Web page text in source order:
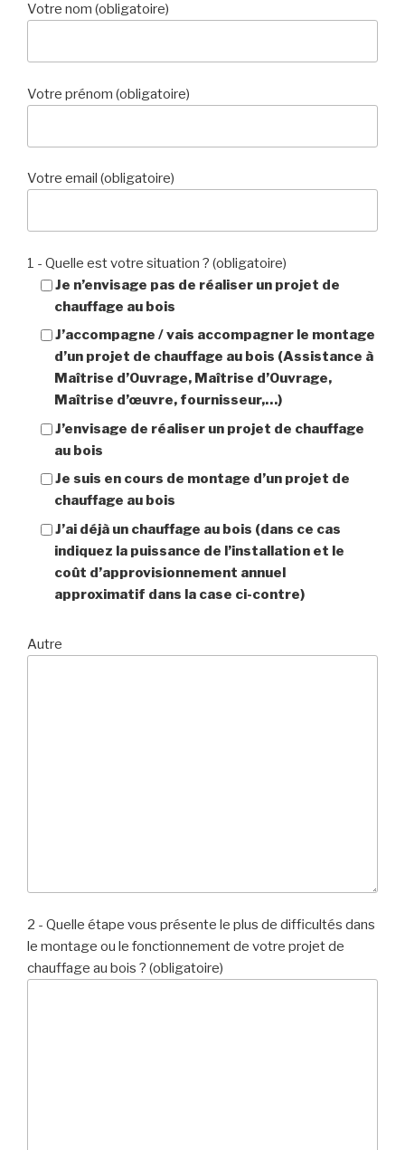
Votre nom (obligatoire)
Votre prénom (obligatoire)
Votre email (obligatoire)
1 - Quelle est votre situation ? (obligatoire)
Je n’envisage pas de réaliser un projet de
chauffage au bois
J’accompagne / vais accompagner le montage
d’un projet de chauffage au bois (Assistance à
Maîtrise d’Ouvrage, Maîtrise d’Ouvrage,
Maîtrise d’œuvre, fournisseur,…)
J’envisage de réaliser un projet de chauffage
au bois
Je suis en cours de montage d’un projet de
chauffage au bois
J’ai déjà un chauffage au bois (dans ce cas
indiquez la puissance de l’installation et le
coût d’approvisionnement annuel
approximatif dans la case ci-contre)
Autre
2 - Quelle étape vous présente le plus de difficultés dans
le montage ou le fonctionnement de votre projet de
chauffage au bois ? (obligatoire)